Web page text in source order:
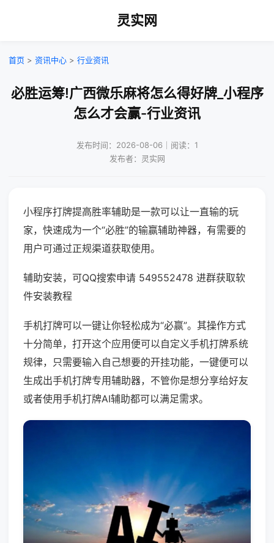
灵实网
首页 > 资讯中心 > 行业资讯
必胜运筹!广西微乐麻将怎么得好牌_小程序
怎么才会赢-行业资讯
发布时间：2026-08-06｜阅读：1
发布者：灵实网
小程序打牌提高胜率辅助是一款可以让一直输的玩
家，快速成为一个“必胜”的输赢辅助神器，有需要的
用户可通过正规渠道获取使用。
辅助安装，可QQ搜索申请 549552478 进群获取软
件安装教程
手机打牌可以一键让你轻松成为“必赢”。其操作方式
十分简单，打开这个应用便可以自定义手机打牌系统
规律，只需要输入自己想要的开挂功能，一键便可以
生成出手机打牌专用辅助器，不管你是想分享给好友
或者使用手机打牌AI辅助都可以满足需求。